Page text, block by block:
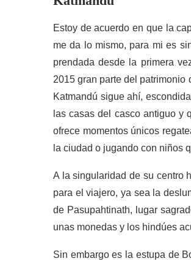
Estoy de acuerdo en que la
me da lo mismo, para mi es
prendada desde la primera
2015 gran parte del
Katmandú sigue ahí,
las casas del casco antiguo y
ofrece momentos únicos
la ciudad o jugando con niños
A la singularidad de su centro
para el viajero, ya sea la
de Pasupahtinath, lugar
unas monedas y los hindúes
Sin embargo es la estupa de